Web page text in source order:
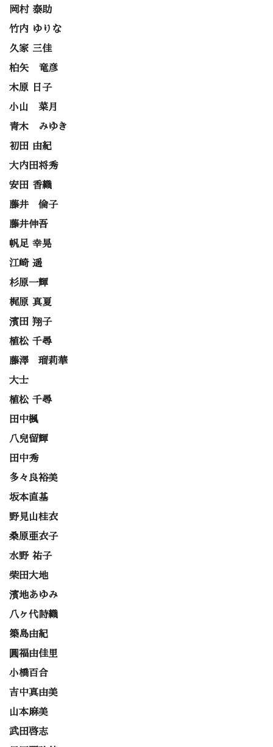
岡村 泰助
竹内 ゆりな
久家 三佳
柏矢 竜彦
木原 日子
小山 菜月
青木 みゆき
初田 由紀
大内田将秀
安田 香織
藤井 倫子
藤井伸吾
帆足 幸晃
江崎 遥
杉原一輝
梶原 真夏
濱田 翔子
植松 千尋
藤澤 瑠莉華
大士
植松 千尋
田中楓
八兒留輝
田中秀
多々良裕美
坂本直基
野見山桂衣
桑原亜衣子
水野 祐子
柴田大地
濱地あゆみ
八ヶ代詩織
築島由紀
圓福由佳里
小橋百合
吉中真由美
山本麻美
武田啓志